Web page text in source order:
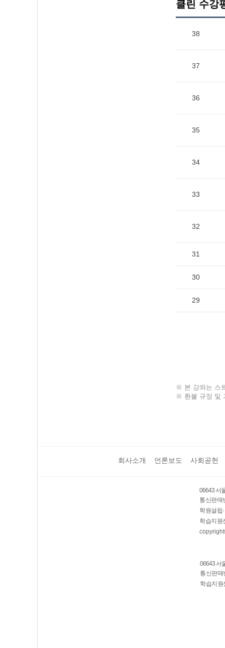
클린 수강
38
37
36
35
34
33
32
31
30
29
※ 본 강좌는 스
※ 환불 규정 및
회사소개 언론보도 사회공헌
06643 서
통신판매
학원설립
학습지원
06643 서
통신판매
학습지원